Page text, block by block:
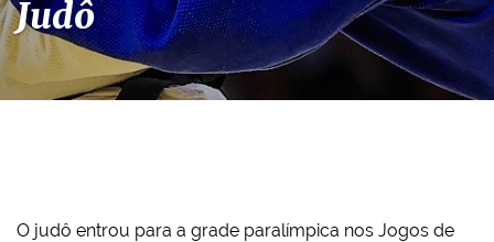
Judô
O judô entrou para a grade paralímpica nos Jogos de